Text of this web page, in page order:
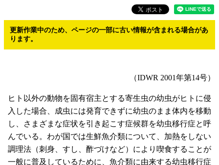
更新作業中のため、ページの一部に古い情報が含まれる場合があ
ります。
（IDWR 2001年第14号）
ヒト以外の動物を固有宿主とする寄生虫の幼虫がヒトに侵
入した場合、成虫には発育できずに幼虫のまま体内を移動
し、さまざまな症状を引き起こす症候群を幼虫移行症と呼
んでいる。わが国では生鮮魚介類について、加熱をしない
調理法（刺身、すし、酢づけなど）により喫食することが
一般に普及しているために、魚介類に由来する幼虫移行症